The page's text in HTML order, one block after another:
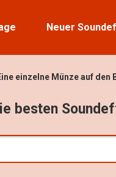
Neuer
einzelne Münze auf den
besten